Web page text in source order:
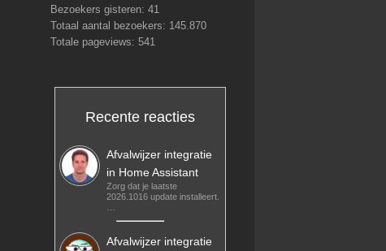
Bezoekers gisteren:41
Totaal aantal bezoekers: 145.870
Totale pageviews:541
Recente reacties
Afvalwijzer integratie
in Home Assistant
Zorg dat je laatste
2026.1016 update installeert.
Afvalwijzer integratie